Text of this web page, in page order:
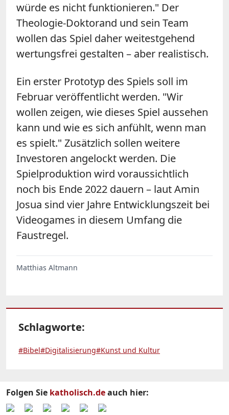
würde es nicht funktionieren." Der
Theologie-Doktorand und sein Team
wollen das Spiel daher weitestgehend
wertungsfrei gestalten – aber realistisch.
Ein erster Prototyp des Spiels soll im
Februar veröffentlicht werden. "Wir
wollen zeigen, wie dieses Spiel aussehen
kann und wie es sich anfühlt, wenn man
es spielt." Zusätzlich sollen weitere
Investoren angelockt werden. Die
Spielproduktion wird voraussichtlich
noch bis Ende 2022 dauern – laut Amin
Josua sind vier Jahre Entwicklungszeit bei
Videogames in diesem Umfang die
Faustregel.
Matthias Altmann
Schlagworte:
#Bibel#Digitalisierung#Kunst und Kultur
Folgen Sie katholisch.deauch hier: